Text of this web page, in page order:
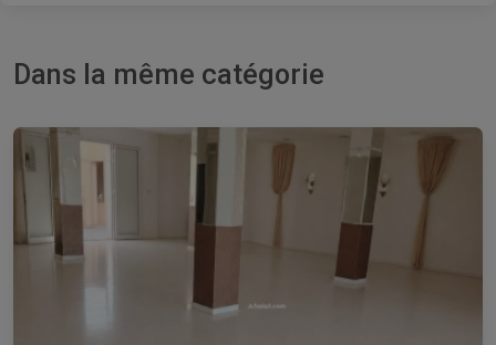
Dans la même catégorie